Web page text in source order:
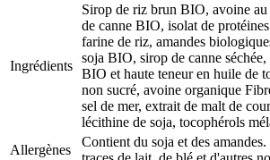
Ingrédients
Sirop de riz brun BIO, avoine
de canne BIO, isolat de
farine de riz, amandes
soja BIO, sirop de canne
BIO et haute teneur en huile de
non sucré, avoine organique
sel de mer, extrait de malt de
lécithine de soja, tocophérols
Allergènes
Contient du soja et des